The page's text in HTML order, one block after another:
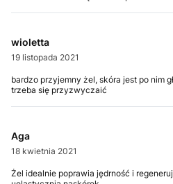
wioletta
19 listopada 2021
bardzo przyjemny żel, skóra jest po nim
trzeba się przyzwyczaić
Aga
18 kwietnia 2021
Żel idealnie poprawia jędrność i